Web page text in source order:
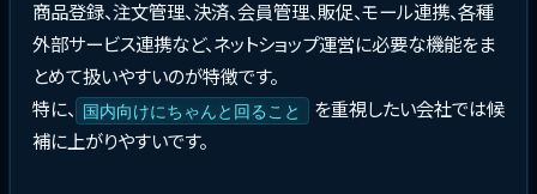
商品登録、注文管理、決済、会員管理、販促、モール連携、各種
外部サービス連携など、ネットショップ運営に必要な機能をま
とめて扱いやすいのが特徴です。
特に、 国内向けにちゃんと回ること
を重視したい会社では候
補に上がりやすいです。